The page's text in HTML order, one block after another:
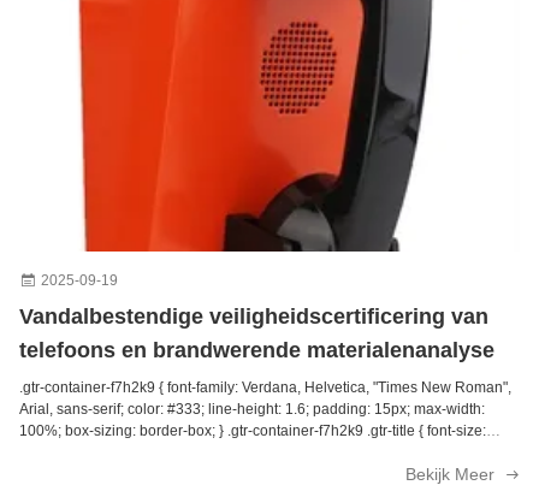
2025-09-19
Vandalbestendige veiligheidscertificering van
telefoons en brandwerende materialenanalyse
.gtr-container-f7h2k9 { font-family: Verdana, Helvetica, "Times New Roman",
Arial, sans-serif; color: #333; line-height: 1.6; padding: 15px; max-width:
100%; box-sizing: border-box; } .gtr-container-f7h2k9 .gtr-title { font-size:
Bekijk Meer